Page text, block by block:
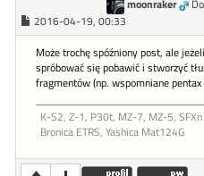
moonraker
2016-04-19, 00:33
Może trochę spóźniony post, ale
spróbować się pobawić i stworzyć
fragmentów (np. wspomniane
K-S2, Z-1, P30t, MZ-7, MZ-5, SFXn
Bronica ETRS, Yashica Mat124G